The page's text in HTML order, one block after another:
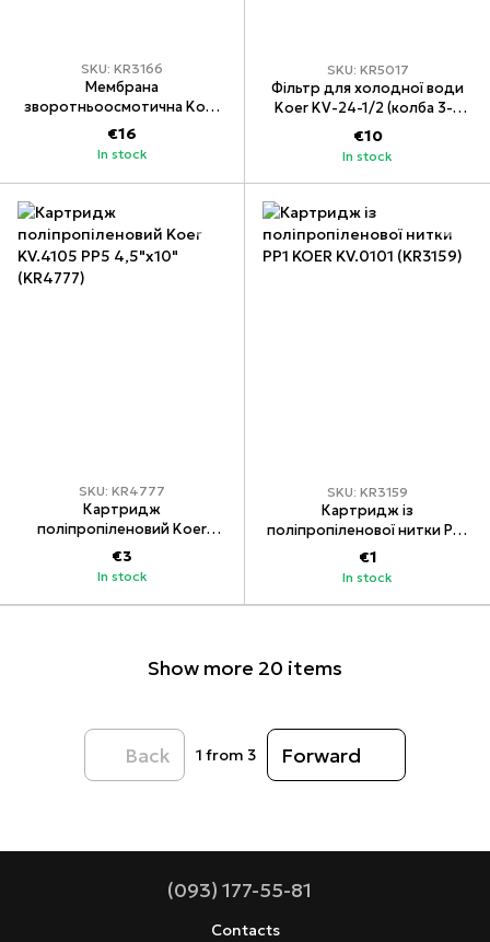
SKU: KR3166
Мембрана
зворотньоосмотична Koer
KV.0475, 75 GPD (KR3166)
€16
In stock
SKU: KR5017
Фільтр для холодної води
Koer KV-24-1/2 (колба 3-х
складова, 8 атм. 1/2")
(KR5017)
€10
In stock
SKU: KR4777
Картридж
поліпропіленовий Koer
KV.4105 PP5 4,5"x10"
(KR4777)
€3
In stock
SKU: KR3159
Картридж із
поліпропіленової нитки PP1
KOER KV.0101 (KR3159)
€1
In stock
Show more 20 items
Back 1 from 3 Forward
(093) 177-55-81
Contacts